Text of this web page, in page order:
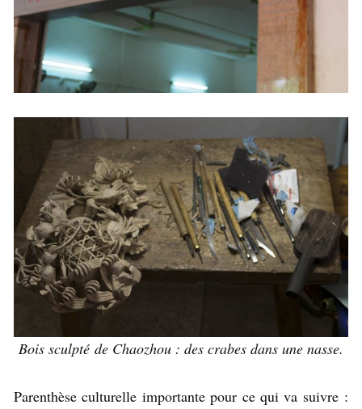
Bois sculpté de Chaozhou : des crabes dans une nasse.
Parenthèse culturelle importante pour ce qui va suivre :